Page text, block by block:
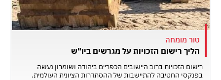
טור מומחה
הליך רישום הזכויות על מגרשים ביו"ש
רישום הזכויות ברוב היישובים הכפריים ביהודה ושומרון נעשה
בפנקסי החטיבה להתיישבות של ההסתדרות הציונית העולמית.